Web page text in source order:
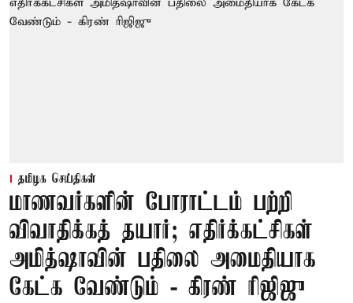
தமிழக செய்திகள்
மாணவர்களின் போராட்டம் பற்றி
விவாதிக்கத் தயார்; எதிர்க்கட்சிகள்
அமித்ஷாவின் பதிலை அமைதியாக
கேட்க வேண்டும் - கிரண் ரிஜிஜு